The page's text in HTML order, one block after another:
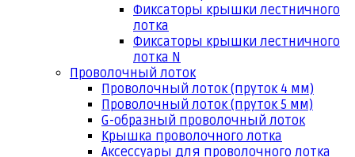
Фиксаторы крышки лестничного
лотка
Фиксаторы крышки лестничного
лотка N
Проволочный лоток
Проволочный лоток (пруток 4 мм)
Проволочный лоток (пруток 5 мм)
G-образный проволочный лоток
Крышка проволочного лотка
Аксессуары для проволочного лотка